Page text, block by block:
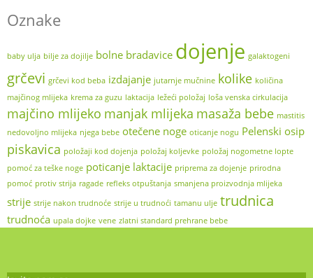
Oznake
baby ulja bilje za dojilje bolne bradavice dojenje galaktogeni
grčevi grčevi kod beba izdajanje jutarnje mučnine kolike količina
majčinog mlijeka krema za guzu laktacija ležeći položaj loša venska cirkulacija
majčino mlijeko manjak mlijeka masaža bebe mastitis
nedovoljno mlijeka njega bebe otečene noge oticanje nogu Pelenski osip
piskavica položaji kod dojenja položaj koljevke položaj nogometne lopte
pomoć za teške noge poticanje laktacije priprema za dojenje prirodna
pomoć protiv strija ragade refleks otpuštanja smanjena proizvodnja mlijeka
strije strije nakon trudnoće strije u trudnoći tamanu ulje trudnica
trudnoća upala dojke vene zlatni standard prehrane bebe